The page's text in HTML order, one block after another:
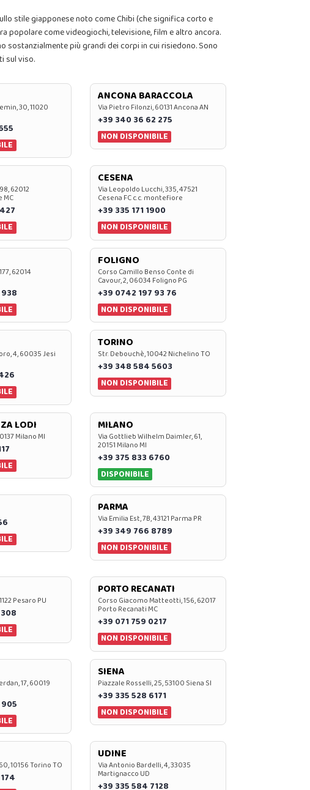
stile giapponese noto come Chibi (che significa corto e
popolare come videogiochi, televisione, film e altro ancora.
sostanzialmente più grandi dei corpi in cui risiedono. Sono
sul viso.
30, 11020
ANCONA BARACCOLA
Via Pietro Filonzi, 60131 Ancona AN
+39 340 36 62 275
NON DISPONIBILE
62012
MC
CESENA
Via Leopoldo Lucchi, 335, 47521
Cesena FC c.c. montefiore
+39 335 171 1900
NON DISPONIBILE
62014
FOLIGNO
Corso Camillo Benso Conte di
Cavour, 2, 06034 Foligno PG
+39 0742 197 93 76
NON DISPONIBILE
4, 60035 Jesi
TORINO
Str. Debouchè, 10042 Nichelino TO
+39 348 584 5603
NON DISPONIBILE
LODI
Milano MI
MILANO
Via Gottlieb Wilhelm Daimler, 61,
20151 Milano MI
+39 375 833 6760
DISPONIBILE
PARMA
Via Emilia Est, 7B, 43121 Parma PR
+39 349 766 8789
NON DISPONIBILE
Pesaro PU
PORTO RECANATI
Corso Giacomo Matteotti, 156, 62017
Porto Recanati MC
+39 071 759 0217
NON DISPONIBILE
17, 60019
SIENA
Piazzale Rosselli, 25, 53100 Siena SI
+39 335 528 6171
NON DISPONIBILE
10156 Torino TO
UDINE
Via Antonio Bardelli, 4, 33035
Martignacco UD
+39 335 584 7128